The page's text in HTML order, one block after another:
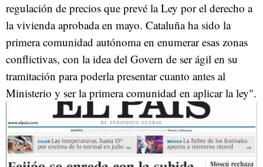
regulación de precios que prevé la Ley por el derecho a
la vivienda aprobada en mayo. Cataluña ha sido la
primera comunidad autónoma en enumerar esas zonas
conflictivas, con la idea del Govern de ser ágil en su
tramitación para poderla presentar cuanto antes al
Ministerio y ser la primera comunidad en aplicar la ley".